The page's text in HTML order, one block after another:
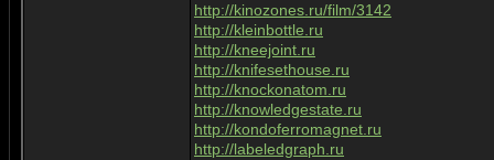
http://kinozones.ru/film/3142
http://kleinbottle.ru
http://kneejoint.ru
http://knifesethouse.ru
http://knockonatom.ru
http://knowledgestate.ru
http://kondoferromagnet.ru
http://labeledgraph.ru